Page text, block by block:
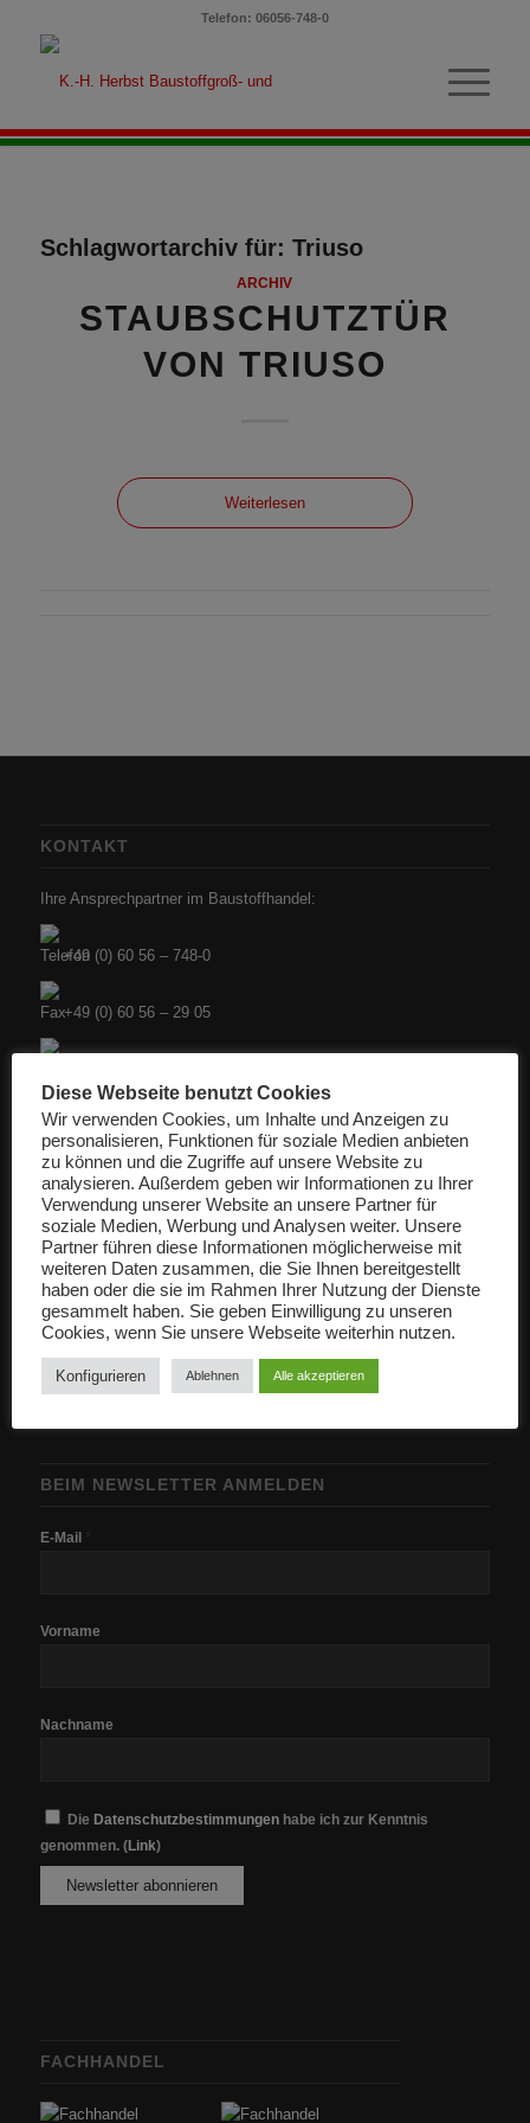
Telefon: 06056-748-0
Schlagwortarchiv für: Triuso
ARCHIV
STAUBSCHUTZTÜR
VON TRIUSO
Weiterlesen
KONTAKT
Ihre Ansprechpartner im Baustoffhandel:
+49 (0) 60 56 – 748-0
+49 (0) 60 56 – 29 05
info@herbst-bss.de
ÖFFNUNGSZEITEN
MO. – FR. 6.00 – 17.00 Uhr
SA. 7.00 -12.00 Uhr
BEIM NEWSLETTER ANMELDEN
E-Mail
Vorname
Nachname
Die Datenschutzbestimmungenhabe ich zur Kenntnis
genommen. (Link)
FACHHANDEL
Diese Webseite benutzt Cookies
Wir verwenden Cookies, um Inhalte und Anzeigen zu
personalisieren, Funktionen für soziale Medien anbieten
zu können und die Zugriffe auf unsere Website zu
analysieren. Außerdem geben wir Informationen zu Ihrer
Verwendung unserer Website an unsere Partner für
soziale Medien, Werbung und Analysen weiter. Unsere
Partner führen diese Informationen möglicherweise mit
weiteren Daten zusammen, die Sie Ihnen bereitgestellt
haben oder die sie im Rahmen Ihrer Nutzung der Dienste
gesammelt haben. Sie geben Einwilligung zu unseren
Cookies, wenn Sie unsere Webseite weiterhin nutzen.
Konfigurieren Ablehnen Alle akzeptieren